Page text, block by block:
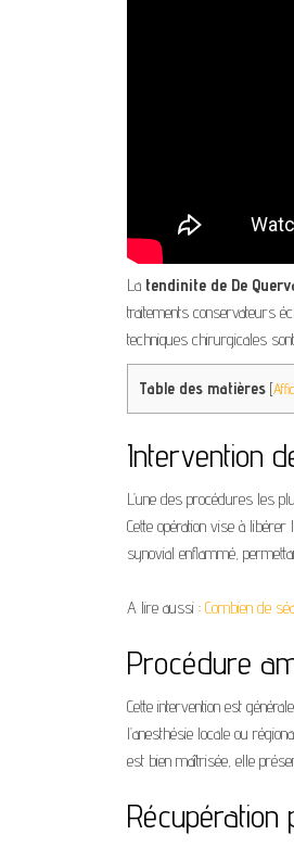
La tendinite de De
traitements conservateurs
techniques chirurgicales
Table des matières [
Intervention
L’une des procédures les
Cette opération vise à
synovial enflammé,
A lire aussi : Combien de
Procédure
Cette intervention est
l’anesthésie locale ou
est bien maîtrisée, elle